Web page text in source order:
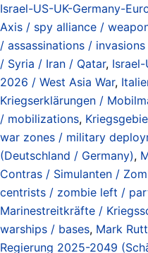
Israel-US-UK-Germany-
Axis / spy alliance /
/ assassinations /
/ Syria / Iran / Qatar,
2026 / West Asia War,
Kriegserklärungen /
/ mobilizations,
war zones / military
(Deutschland / Germany),
Contras / Simulanten /
centrists / zombie left /
Marinestreitkräfte /
warships / bases, Mark
Regierung 2025-2049